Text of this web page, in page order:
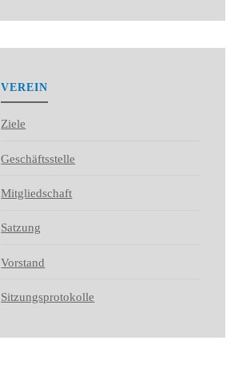
VEREIN
Ziele
Geschäftsstelle
Mitgliedschaft
Satzung
Vorstand
Sitzungsprotokolle